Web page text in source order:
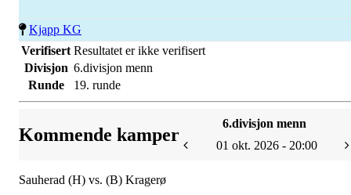
Kjapp KG
Verifisert Resultatet er ikke verifisert
Divisjon 6.divisjon menn
Runde
19. runde
Kommende kamper
6.divisjon menn
01 okt. 2026 - 20:00
Sauherad (H) vs. (B) Kragerø